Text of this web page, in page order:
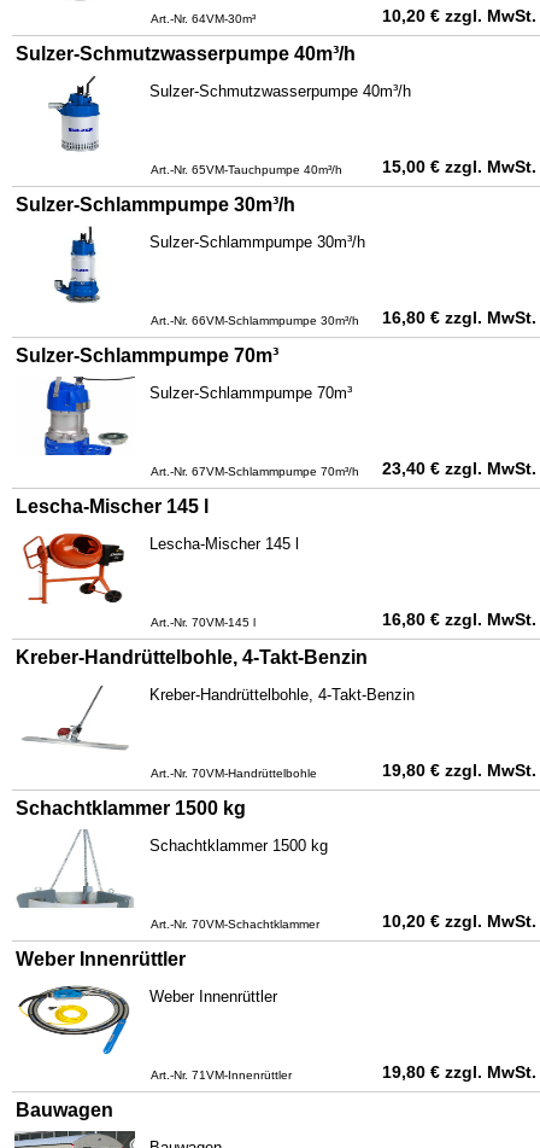
Art.-Nr. 64VM-30m³ 10,20 € zzgl. MwSt.
Sulzer-Schmutzwasserpumpe 40m³/h
Sulzer-Schmutzwasserpumpe 40m³/h
Art.-Nr. 65VM-Tauchpumpe 40m³/h 15,00 € zzgl. MwSt.
Sulzer-Schlammpumpe 30m³/h
Sulzer-Schlammpumpe 30m³/h
Art.-Nr. 66VM-Schlammpumpe 30m³/h 16,80 € zzgl. MwSt.
Sulzer-Schlammpumpe 70m³
Sulzer-Schlammpumpe 70m³
Art.-Nr. 67VM-Schlammpumpe 70m³/h 23,40 € zzgl. MwSt.
Lescha-Mischer 145 l
Lescha-Mischer 145 l
Art.-Nr. 70VM-145 l 16,80 € zzgl. MwSt.
Kreber-Handrüttelbohle, 4-Takt-Benzin
Kreber-Handrüttelbohle, 4-Takt-Benzin
Art.-Nr. 70VM-Handrüttelbohle 19,80 € zzgl. MwSt.
Schachtklammer 1500 kg
Schachtklammer 1500 kg
Art.-Nr. 70VM-Schachtklammer 10,20 € zzgl. MwSt.
Weber Innenrüttler
Weber Innenrüttler
Art.-Nr. 71VM-Innenrüttler 19,80 € zzgl. MwSt.
Bauwagen